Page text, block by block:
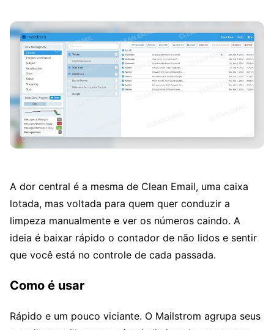
A dor central é a mesma de Clean Email, uma caixa
lotada, mas voltada para quem quer conduzir a
limpeza manualmente e ver os números caindo. A
ideia é baixar rápido o contador de não lidos e sentir
que você está no controle de cada passada.
Como é usar
Rápido e um pouco viciante. O Mailstrom agrupa seus